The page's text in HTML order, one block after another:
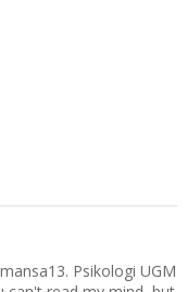
Psikologi UGM